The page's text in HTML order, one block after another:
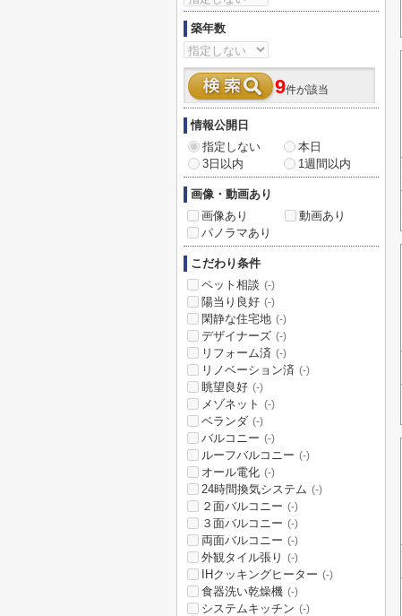
築年数
9件が該当
情報公開日
指定しない
本日
3日以内
1週間以内
画像・動画あり
画像あり
動画あり
パノラマあり
こだわり条件
ペット相談 (-)
陽当り良好 (-)
閑静な住宅地 (-)
デザイナーズ (-)
リフォーム済 (-)
リノベーション済 (-)
眺望良好 (-)
メゾネット (-)
ベランダ (-)
バルコニー (-)
ルーフバルコニー (-)
オール電化 (-)
24時間換気システム (-)
２面バルコニー (-)
３面バルコニー (-)
両面バルコニー (-)
外観タイル張り (-)
IHクッキングヒーター (-)
食器洗い乾燥機 (-)
システムキッチン (-)